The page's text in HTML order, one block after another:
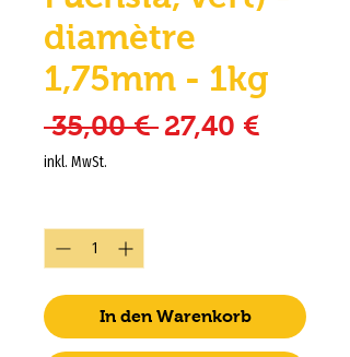
diamètre
1,75mm - 1kg
35,00 € Standardpreis
27,40 €
inkl. MwSt.
In den Warenkorb